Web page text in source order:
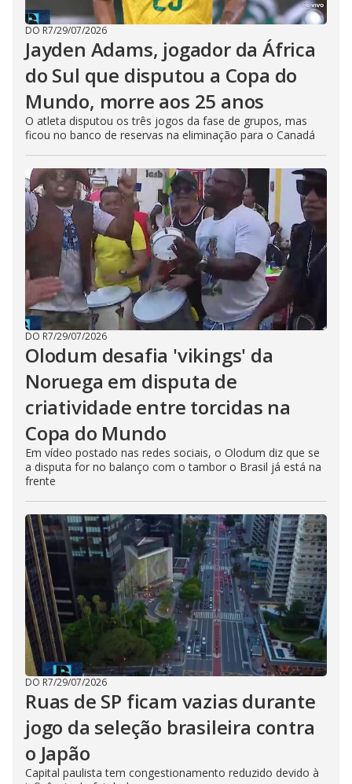
DO R7/29/07/2026
Jayden Adams, jogador da África
do Sul que disputou a Copa do
Mundo, morre aos 25 anos
O atleta disputou os três jogos da fase de grupos, mas
ficou no banco de reservas na eliminação para o Canadá
DO R7/29/07/2026
Olodum desafia 'vikings' da
Noruega em disputa de
criatividade entre torcidas na
Copa do Mundo
Em vídeo postado nas redes sociais, o Olodum diz que se
a disputa for no balanço com o tambor o Brasil já está na
frente
DO R7/29/07/2026
Ruas de SP ficam vazias durante
jogo da seleção brasileira contra
o Japão
Capital paulista tem congestionamento reduzido devido à